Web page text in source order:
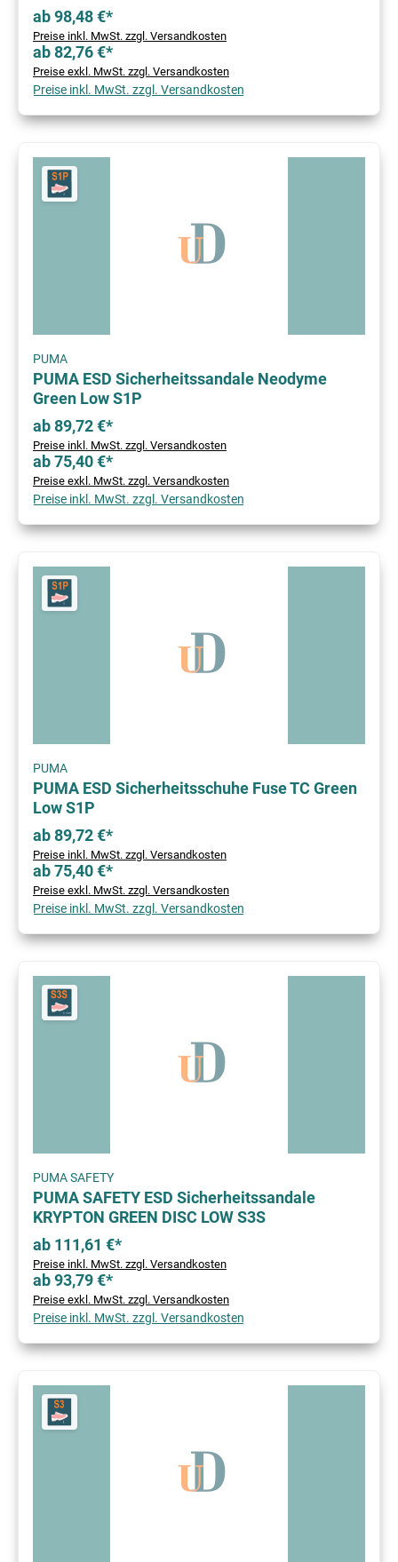
ab 98,48 €*
Preise inkl. MwSt. zzgl. Versandkosten
ab 82,76 €*
Preise exkl. MwSt. zzgl. Versandkosten
Preise inkl. MwSt. zzgl. Versandkosten
PUMA
PUMA ESD Sicherheitssandale Neodyme
Green Low S1P
ab 89,72 €*
Preise inkl. MwSt. zzgl. Versandkosten
ab 75,40 €*
Preise exkl. MwSt. zzgl. Versandkosten
Preise inkl. MwSt. zzgl. Versandkosten
PUMA
PUMA ESD Sicherheitsschuhe Fuse TC Green
Low S1P
ab 89,72 €*
Preise inkl. MwSt. zzgl. Versandkosten
ab 75,40 €*
Preise exkl. MwSt. zzgl. Versandkosten
Preise inkl. MwSt. zzgl. Versandkosten
PUMA SAFETY
PUMA SAFETY ESD Sicherheitssandale
KRYPTON GREEN DISC LOW S3S
ab 111,61 €*
Preise inkl. MwSt. zzgl. Versandkosten
ab 93,79 €*
Preise exkl. MwSt. zzgl. Versandkosten
Preise inkl. MwSt. zzgl. Versandkosten